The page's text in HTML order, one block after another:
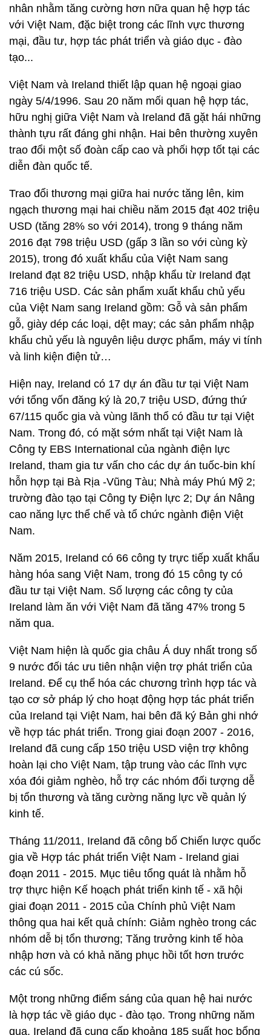
nhân nhằm tăng cường hơn nữa quan hệ hợp tác
với Việt Nam, đặc biệt trong các lĩnh vực thương
mại, đầu tư, hợp tác phát triển và giáo dục - đào
tạo...
Việt Nam và Ireland thiết lập quan hệ ngoại giao
ngày 5/4/1996. Sau 20 năm mối quan hệ hợp tác,
hữu nghị giữa Việt Nam và Ireland đã gặt hái những
thành tựu rất đáng ghi nhận. Hai bên thường xuyên
trao đổi một số đoàn cấp cao và phối hợp tốt tại các
diễn đàn quốc tế.
Trao đổi thương mại giữa hai nước tăng lên, kim
ngạch thương mại hai chiều năm 2015 đạt 402 triệu
USD (tăng 28% so với 2014), trong 9 tháng năm
2016 đạt 798 triệu USD (gấp 3 lần so với cùng kỳ
2015), trong đó xuất khẩu của Việt Nam sang
Ireland đạt 82 triệu USD, nhập khẩu từ Ireland đạt
716 triệu USD. Các sản phẩm xuất khẩu chủ yếu
của Việt Nam sang Ireland gồm: Gỗ và sản phẩm
gỗ, giày dép các loại, dệt may; các sản phẩm nhập
khẩu chủ yếu là nguyên liệu dược phẩm, máy vi tính
và linh kiện điện tử…
Hiện nay, Ireland có 17 dự án đầu tư tại Việt Nam
với tổng vốn đăng ký là 20,7 triệu USD, đứng thứ
67/115 quốc gia và vùng lãnh thổ có đầu tư tại Việt
Nam. Trong đó, có mặt sớm nhất tại Việt Nam là
Công ty EBS International của ngành điện lực
Ireland, tham gia tư vấn cho các dự án tuốc-bin khí
hỗn hợp tại Bà Rịa -Vũng Tàu; Nhà máy Phú Mỹ 2;
trường đào tạo tại Công ty Điện lực 2; Dự án Nâng
cao năng lực thể chế và tổ chức ngành điện Việt
Nam.
Năm 2015, Ireland có 66 công ty trực tiếp xuất khẩu
hàng hóa sang Việt Nam, trong đó 15 công ty có
đầu tư tại Việt Nam. Số lượng các công ty của
Ireland làm ăn với Việt Nam đã tăng 47% trong 5
năm qua.
Việt Nam hiện là quốc gia châu Á duy nhất trong số
9 nước đối tác ưu tiên nhận viện trợ phát triển của
Ireland. Để cụ thể hóa các chương trình hợp tác và
tạo cơ sở pháp lý cho hoạt động hợp tác phát triển
của Ireland tại Việt Nam, hai bên đã ký Bản ghi nhớ
về hợp tác phát triển. Trong giai đoạn 2007 - 2016,
Ireland đã cung cấp 150 triệu USD viện trợ không
hoàn lại cho Việt Nam, tập trung vào các lĩnh vực
xóa đói giảm nghèo, hỗ trợ các nhóm đối tượng dễ
bị tổn thương và tăng cường năng lực về quản lý
kinh tế.
Tháng 11/2011, Ireland đã công bố Chiến lược quốc
gia về Hợp tác phát triển Việt Nam - Ireland giai
đoạn 2011 - 2015. Mục tiêu tổng quát là nhằm hỗ
trợ thực hiện Kế hoạch phát triển kinh tế - xã hội
giai đoạn 2011 - 2015 của Chính phủ Việt Nam
thông qua hai kết quả chính: Giảm nghèo trong các
nhóm dễ bị tổn thương; Tăng trưởng kinh tế hòa
nhập hơn và có khả năng phục hồi tốt hơn trước
các cú sốc.
Một trong những điểm sáng của quan hệ hai nước
là hợp tác về giáo dục - đào tạo. Trong những năm
qua, Ireland đã cung cấp khoảng 185 suất học bổng